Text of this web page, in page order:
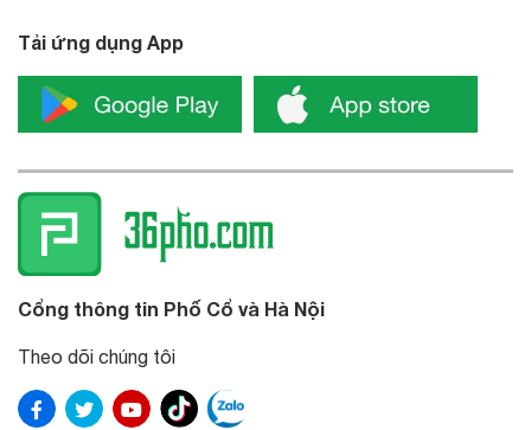
Tải ứng dụng App
Cổng thông tin Phố Cổ và Hà Nội
Theo dõi chúng tôi